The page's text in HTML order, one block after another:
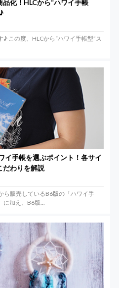
化！HLCから“ハワイ手帳
この度、HLCから“ハワイ手帳型”ス
イ手帳を選ぶポイント！各サイ
だわりを解説
ら販売しているB6版の「ハワイ手
に加え、B6版...